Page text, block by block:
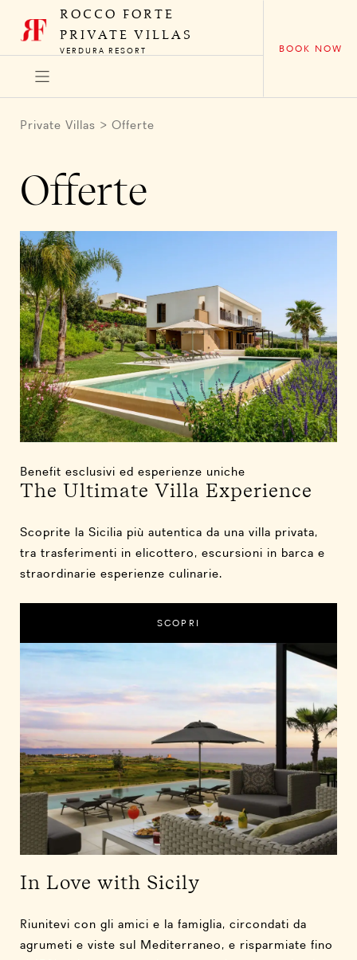
ROCCO FORTE
PRIVATE VILLAS
VERDURA RESORT BOOK NOW
Private Villas Offerte
Offerte
Benefit esclusivi ed esperienze uniche
The Ultimate Villa Experience
Scoprite la Sicilia più autentica da una villa privata,
tra trasferimenti in elicottero, escursioni in barca e
straordinarie esperienze culinarie.
SCOPRI
In Love with Sicily
Riunitevi con gli amici e la famiglia, circondati da
agrumeti e viste sul Mediterraneo, e risparmiate fino